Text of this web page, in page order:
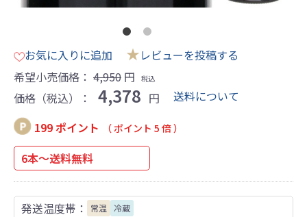
お気に入りに追加 ★レビューを投稿する
希望小売価格： 4,950 円 税込
価格（税込）： 4,378 円
送料について
199 ポイント
（ ポイント 5 倍 ）
6本～送料無料
発送温度帯： 常温 冷蔵